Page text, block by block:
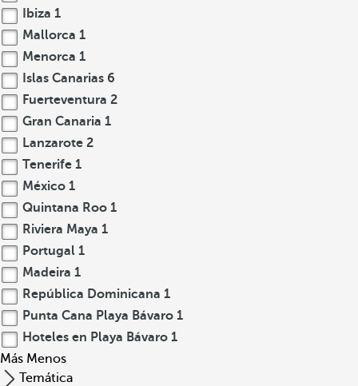
Ibiza 1
Mallorca 1
Menorca 1
Islas Canarias 6
Fuerteventura 2
Gran Canaria 1
Lanzarote 2
Tenerife 1
México 1
Quintana Roo 1
Riviera Maya 1
Portugal 1
Madeira 1
República Dominicana 1
Punta Cana Playa Bávaro 1
Hoteles en Playa Bávaro 1
Más Menos
Temática